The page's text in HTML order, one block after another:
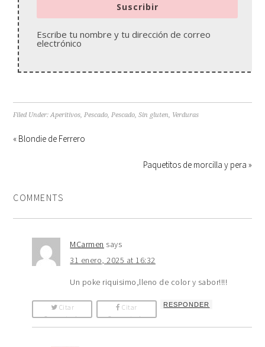
Suscribir
Escribe tu nombre y tu dirección de correo
electrónico
Filed Under:Aperitivos,Pescado,Pescado,Sin gluten, Verduras
« Blondie de Ferrero
Paquetitos de morcilla y pera »
COMMENTS
MCarmen says
31 enero, 2025 at 16:32
Un poke riquisimo,lleno de color y sabor!!!!
Citar
Comentario
Citar
Comentario
RESPONDER